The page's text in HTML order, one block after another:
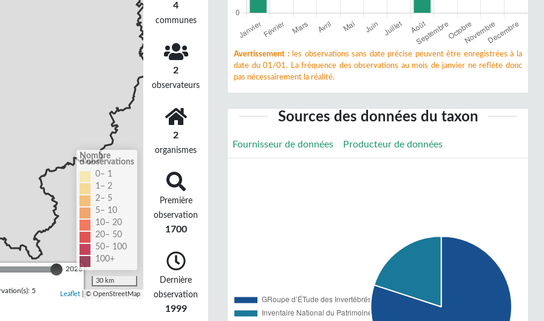
2026
5
Nombre
d'observations
0– 1
1– 2
2– 5
5– 10
10– 20
20– 50
50– 100
100+
30 km
Leaflet| © OpenStreetMap
4
communes
2
observateurs
2
organismes
Première
observation
1700
Dernière
observation
1999
Avertissement :les observations sans date précise peuvent être enregistrées à la
date du 01/01. La fréquence des observations au mois de janvier ne reflète donc
pas nécessairement la réalité.
Sources des données du taxon
Fournisseur de données Producteur de données